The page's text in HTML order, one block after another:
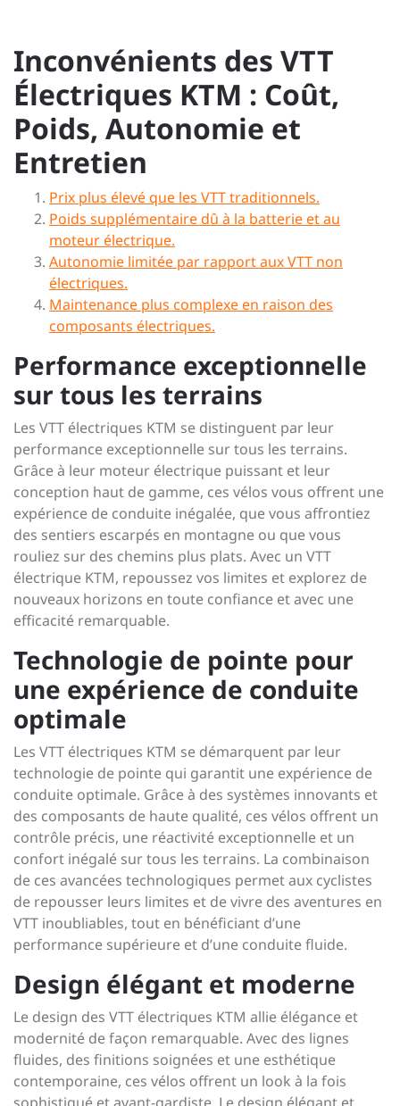
Inconvénients des VTT
Électriques KTM : Coût,
Poids, Autonomie et
Entretien
Prix plus élevé que les VTT traditionnels.
Poids supplémentaire dû à la batterie et au
moteur électrique.
Autonomie limitée par rapport aux VTT non
électriques.
Maintenance plus complexe en raison des
composants électriques.
Performance exceptionnelle
sur tous les terrains
Les VTT électriques KTM se distinguent par leur
performance exceptionnelle sur tous les terrains.
Grâce à leur moteur électrique puissant et leur
conception haut de gamme, ces vélos vous offrent une
expérience de conduite inégalée, que vous affrontiez
des sentiers escarpés en montagne ou que vous
rouliez sur des chemins plus plats. Avec un VTT
électrique KTM, repoussez vos limites et explorez de
nouveaux horizons en toute confiance et avec une
efficacité remarquable.
Technologie de pointe pour
une expérience de conduite
optimale
Les VTT électriques KTM se démarquent par leur
technologie de pointe qui garantit une expérience de
conduite optimale. Grâce à des systèmes innovants et
des composants de haute qualité, ces vélos offrent un
contrôle précis, une réactivité exceptionnelle et un
confort inégalé sur tous les terrains. La combinaison
de ces avancées technologiques permet aux cyclistes
de repousser leurs limites et de vivre des aventures en
VTT inoubliables, tout en bénéficiant d’une
performance supérieure et d’une conduite fluide.
Design élégant et moderne
Le design des VTT électriques KTM allie élégance et
modernité de façon remarquable. Avec des lignes
fluides, des finitions soignées et une esthétique
contemporaine, ces vélos offrent un look à la fois